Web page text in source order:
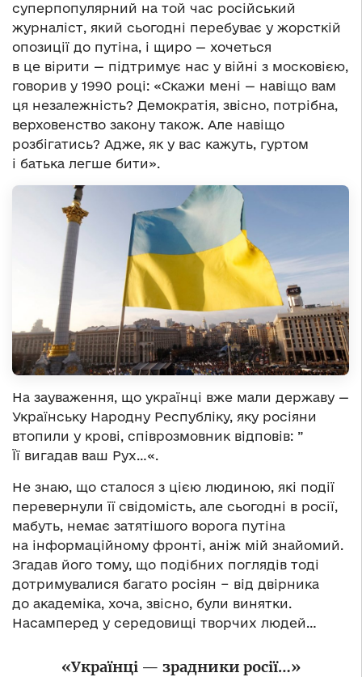
суперпопулярний на той час російський
журналіст, який сьогодні перебуває у жорсткій
опозиції до путіна, і щиро — хочеться
в це вірити — підтримує нас у війні з московією,
говорив у 1990 році: «Скажи мені — навіщо вам
ця незалежність? Демократія, звісно, потрібна,
верховенство закону також. Але навіщо
розбігатись? Адже, як у вас кажуть, гуртом
і батька легше бити».
На зауваження, що українці вже мали державу —
Українську Народну Республіку, яку росіяни
втопили у крові, співрозмовник відповів: ”
Її вигадав ваш Рух…«.
Не знаю, що сталося з цією людиною, які події
перевернули її свідомість, але сьогодні в росії,
мабуть, немає затятішого ворога путіна
на інформаційному фронті, аніж мій знайомий.
Згадав його тому, що подібних поглядів тоді
дотримувалися багато росіян − від двірника
до академіка, хоча, звісно, були винятки.
Насамперед у середовищі творчих людей…
«Українці — зрадники росії…»